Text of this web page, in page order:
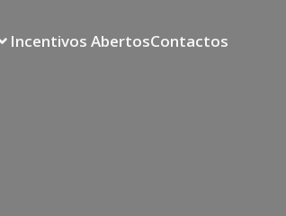
Incentivos AbertosContactos